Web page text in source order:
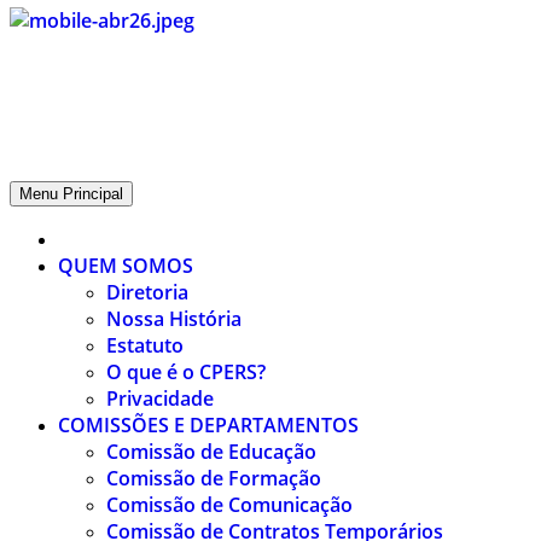
CPERS – Sindicato
CPERS – Sindicato dos Professores e Funcionários de escola do
Menu Principal
QUEM SOMOS
Diretoria
Nossa História
Estatuto
O que é o CPERS?
Privacidade
COMISSÕES E DEPARTAMENTOS
Comissão de Educação
Comissão de Formação
Comissão de Comunicação
Comissão de Contratos Temporários